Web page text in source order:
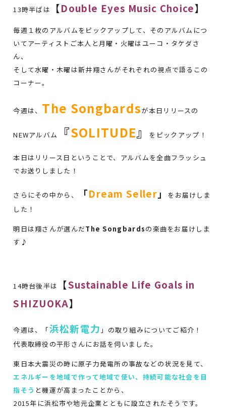
13時半ばは 【Double Eyes Music Choice】
毎週１枚のアルバムをピックアップして、そのアルバムにつ
いてアーティストご本人と月曜・火曜はユーコ・タケダさ
ん、
そして水曜・木曜は新井翔さんがそれぞれの視点で語るこの
コーナー。
今週は、 The Songbardsが本日リリースの
NEWアルバム 『SOLITUDE』 をピックアップ！
本日はリリース日ということで、アルバムを全曲フラッシュ
でお送りしました！
さらにその中から、 「Dream Seller」
をお届けしま
した！
明日は翔さんが選んだThe Songbardsの楽曲をお届けしま
す♪
14時台後半は 【Sustainable Life Goals in
SHIZUOKA】
今週は、「浜松新電力 」の取り組みについてご紹介！
代表取締役の平形さんにお話を伺いました。
東日本大震災の時に原子力発電所の事故などの状況を見て、
エネルギーを地域で作って地域で使い、持続可能な社会を目
指そう と機運が高まったことから、
2015年に浜松市や地元企業とともに設立されたそうです。